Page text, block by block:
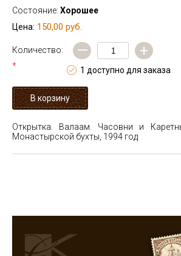
Состояние: Хорошее
Цена: 150,00 руб.
Количество:
*
— +
1 доступно для заказа
Открытка. Валаам. Часовни и
Монастырской бухты, 1994 год